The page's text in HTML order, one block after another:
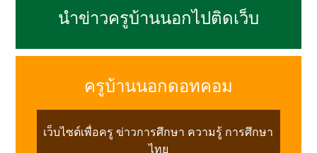
นำข่าวครูบ้านนอกไปติดเว็บ
ครูบ้านนอกดอทคอม
เว็บไซต์เพื่อครู ข่าวการศึกษา ความรู้ การศึกษา
ไทย